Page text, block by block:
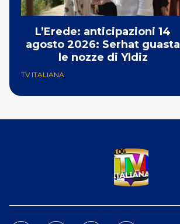
L’Erede: anticipazioni 14
agosto 2026: Serhat guasta
le nozze di Yldiz
TV ITALIANA